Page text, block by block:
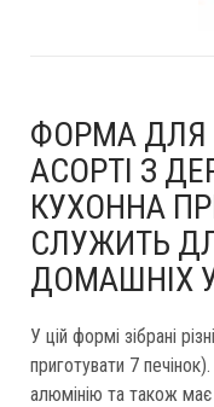
ФОРМА ДЛЯ
АСОРТІ З
КУХОННА
СЛУЖИТЬ
ДОМАШНІХ
У цій формі зібрані
приготувати 7
алюмінію та також має